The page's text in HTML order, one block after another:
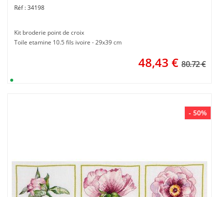
34198
Kit broderie point de croix
Toile etamine 10.5 fils ivoire - 29x39 cm
48,43 € 80.72 €
- 50%